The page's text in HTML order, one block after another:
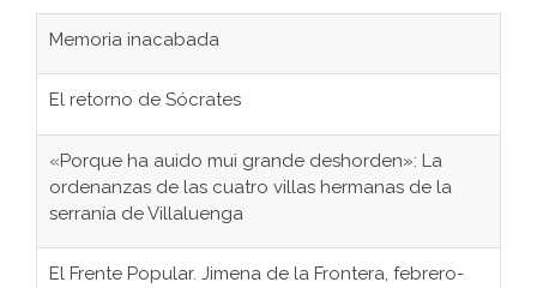
Memoria inacabada
El retorno de Sócrates
«Porque ha auido mui grande deshorden»: La
ordenanzas de las cuatro villas hermanas de la
serranía de Villaluenga
El Frente Popular. Jimena de la Frontera, febrero-